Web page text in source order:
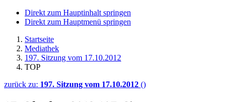
Direkt zum Hauptinhalt springen
Direkt zum Hauptmenü springen
Startseite
Mediathek
197. Sitzung vom 17.10.2012
TOP
zurück zu: 197. Sitzung vom 17.10.2012 ()